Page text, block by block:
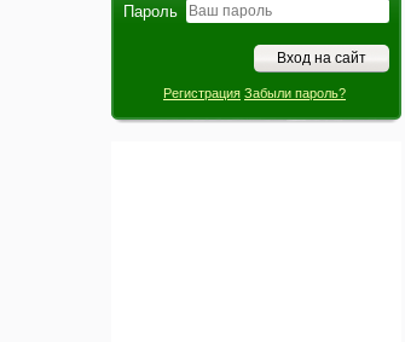
Пароль
Регистрация Забыли пароль?